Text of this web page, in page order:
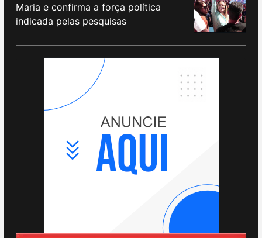
Maria e confirma a força política
indicada pelas pesquisas